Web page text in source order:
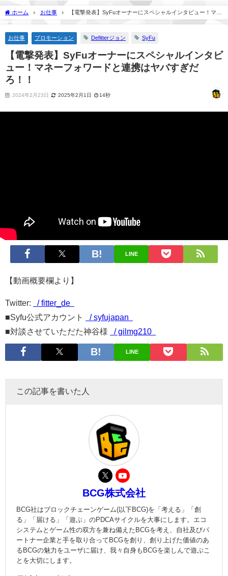
や考察ネタをポロり…。【後編】
ホーム お仕事
【電撃発表】SyFuオーナーにスペシャルインタビュー！マネ
ーフォワードと連携はヤバすぎだろ！！
お仕事 プロモーション Defitterジョン SyFu
【電撃発表】SyFuオーナーにスペシャルインタビ
ュー！マネーフォワードと連携はヤバすぎだ
ろ！！
2024年2月23日 2025年2月1日 14秒
LINE
【動画概要欄より】
Twitter:
/ fitter_de
■Syfu公式アカウント
/ syfujapan
■対談させていただた神谷様
/ gilmg210
LINE
この記事を書いた人
BCG株式会社
BCG社はブロックチェーンゲーム(以下BCG)を「考える」「創
る」「届ける」「遊ぶ」のPDCAサイクルを大事にします。エコ
システムとゲーム性の双方を兼ね備えたBCGを考え、自社及びパ
ートナー企業と手を取り合ってBCGを創り、創り上げた価値のあ
るBCGの魅力をユーザに届け、我々自身もBCGを楽しんで遊ぶこ
とを大切にします。